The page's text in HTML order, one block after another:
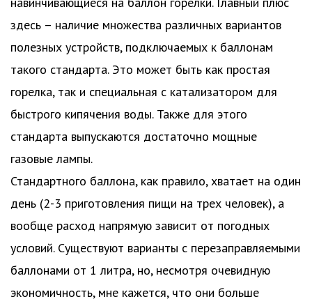
здесь – наличие множества различных вариантов
полезных устройств, подключаемых к баллонам
такого стандарта. Это может быть как простая
горелка, так и специальная с катализатором для
быстрого кипячения воды. Также для этого
стандарта выпускаются достаточно мощные
газовые лампы.
Стандартного баллона, как правило, хватает на один
день (2-3 приготовления пищи на трех человек), а
вообще расход напрямую зависит от погодных
условий. Существуют варианты с перезаправляемыми
баллонами от 1 литра, но, несмотря очевидную
экономичность, мне кажется, что они больше